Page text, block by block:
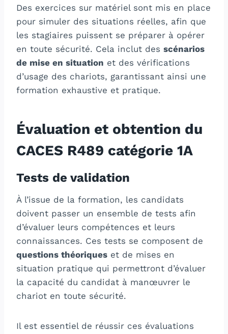
Des exercices sur matériel sont mis en place
pour simuler des situations réelles, afin que
les stagiaires puissent se préparer à opérer
en toute sécurité. Cela inclut des scénarios
de mise en situation et des vérifications
d’usage des chariots, garantissant ainsi une
formation exhaustive et pratique.
Évaluation et obtention du
CACES R489 catégorie 1A
Tests de validation
À l’issue de la formation, les candidats
doivent passer un ensemble de tests afin
d’évaluer leurs compétences et leurs
connaissances. Ces tests se composent de
questions théoriques et de mises en
situation pratique qui permettront d’évaluer
la capacité du candidat à manœuvrer le
chariot en toute sécurité.
Il est essentiel de réussir ces évaluations